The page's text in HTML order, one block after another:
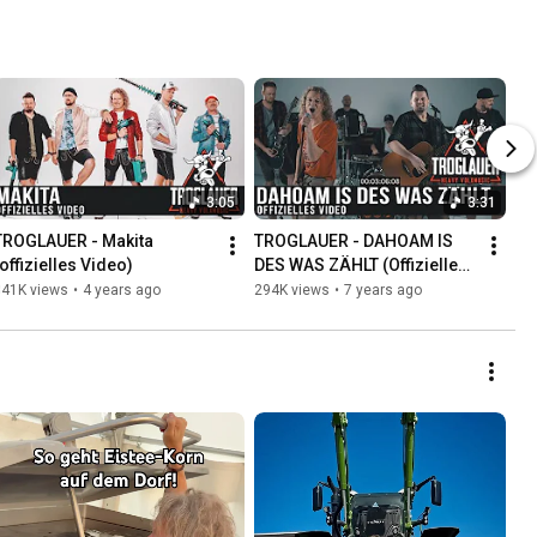
3:05
- Makita
Video)
views • 4 years ago
3:31
TROGLAUER - DAHOAM IS
DES WAS ZÄHLT (Offizielles
Video)
294K views • 7 years ago